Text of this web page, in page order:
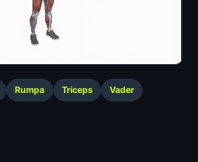
Rumpa Triceps Vader